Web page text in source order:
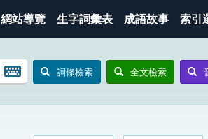
網站導覽 生字詞彙表 成語故事 索引
開
鍵
詞條檢索 全文檢索